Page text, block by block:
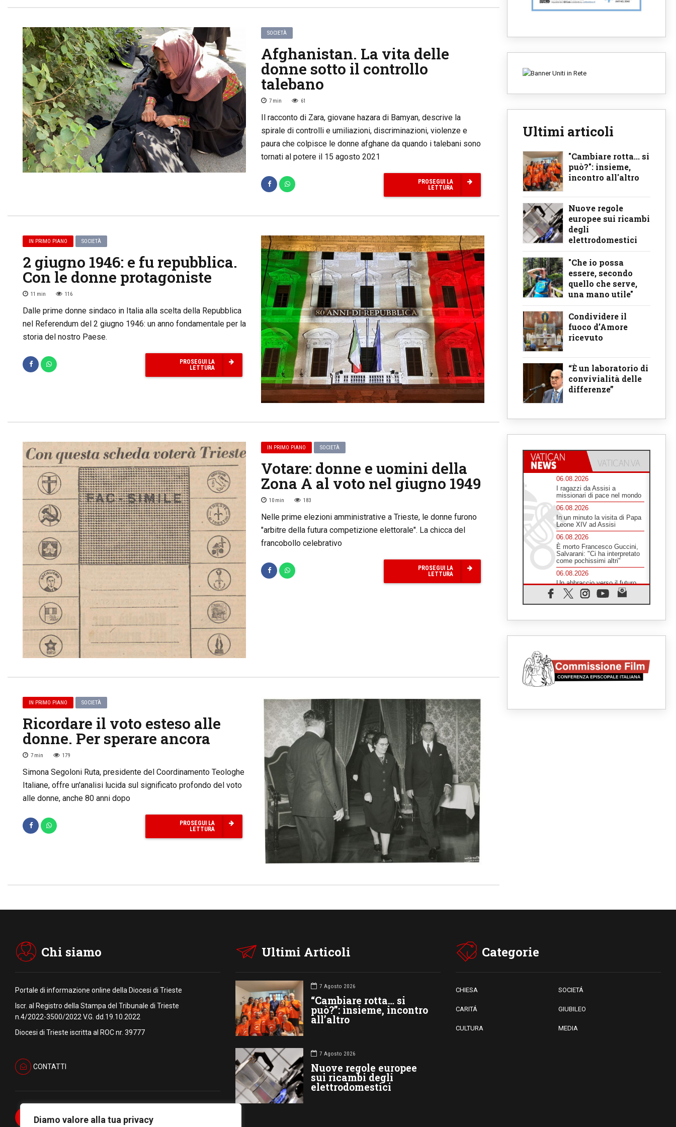
Diamo valore alla tua privacy
SOCIETÀ
Afghanistan. La vita delle
donne sotto il controllo
talebano
7 min 61
Il racconto di Zara, giovane hazara di Bamyan, descrive la
spirale di controlli e umiliazioni, discriminazioni, violenze e
paura che colpisce le donne afghane da quando i talebani sono
tornati al potere il 15 agosto 2021
PROSEGUI LA
LETTURA
IN PRIMO PIANO SOCIETÀ
2 giugno 1946: e fu repubblica.
Con le donne protagoniste
11 min 116
Dalle prime donne sindaco in Italia alla scelta della Repubblica
nel Referendum del 2 giugno 1946: un anno fondamentale per la
storia del nostro Paese.
PROSEGUI LA
LETTURA
IN PRIMO PIANO SOCIETÀ
Votare: donne e uomini della
Zona A al voto nel giugno 1949
10 min 183
Nelle prime elezioni amministrative a Trieste, le donne furono
"arbitre della futura competizione elettorale". La chicca del
francobollo celebrativo
PROSEGUI LA
LETTURA
IN PRIMO PIANO SOCIETÀ
Ricordare il voto esteso alle
donne. Per sperare ancora
7 min 179
Simona Segoloni Ruta, presidente del Coordinamento Teologhe
Italiane, offre un'analisi lucida sul significato profondo del voto
alle donne, anche 80 anni dopo
PROSEGUI LA
LETTURA
Ultimi articoli
"Cambiare rotta... si
può?": insieme,
incontro all'altro
Nuove regole
europee sui ricambi
degli
elettrodomestici
"Che io possa
essere, secondo
quello che serve,
una mano utile"
Condividere il
fuoco d’Amore
ricevuto
“È un laboratorio di
convivialità delle
differenze”
06.08.2026
I ragazzi da Assisi a
missionari di pace nel mondo
06.08.2026
In un minuto la visita di Papa
Leone XIV ad Assisi
06.08.2026
È morto Francesco Guccini,
Salvarani: "Ci ha interpretato
come pochissimi altri"
06.08.2026
Un abbraccio verso il futuro,
la grande festa del Papa e dei
giovani ad Assisi
Il grazie dei giovani al Papa:
separano gli esseri umani
06.08.2026
06.08.2026
Chi siamo
Portale di informazione online della Diocesi di Trieste
Iscr. al Registro della Stampa del Tribunale di Trieste
n.4/2022-3500/2022 V.G. dd.19.10.2022
Diocesi di Trieste iscritta al ROC nr. 39777
CONTATTI
Ultimi Articoli
7 Agosto 2026
“Cambiare rotta… si
può?”: insieme, incontro
all’altro
7 Agosto 2026
Nuove regole europee
sui ricambi degli
elettrodomestici
Categorie
CHIESA SOCIETÁ
CARITÁ GIUBILEO
CULTURA MEDIA